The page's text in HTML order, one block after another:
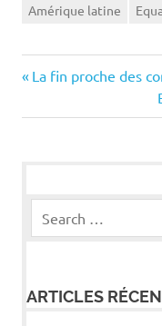
Amérique latine
Navigation
de
Previous
La fin proche des
ARTICLES